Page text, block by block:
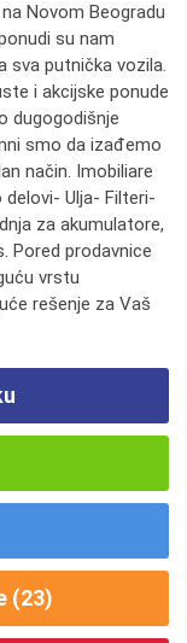
Novom Beogradu
su nam
sva putnička vozila.
i akcijske ponude
dugogodišnje
smo da izađemo
način. Imobiliare
Ulja- Filteri-
za akumulatore,
Pored prodavnice
vrstu
rešenje za Vaš
(23)